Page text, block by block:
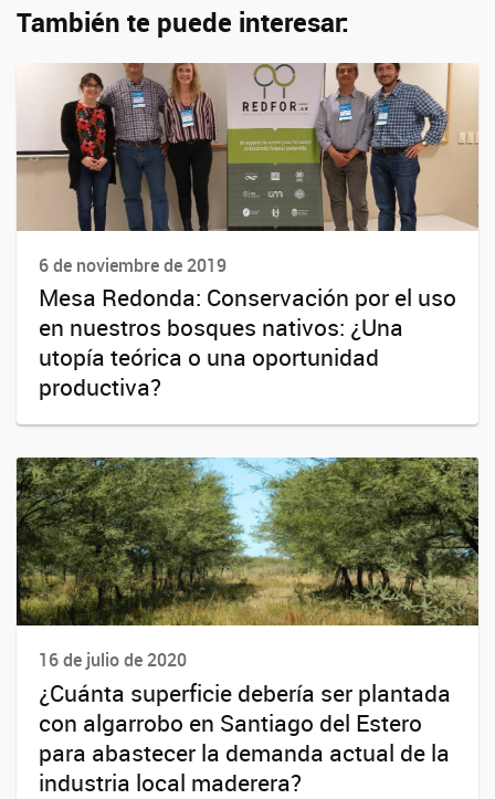
También te puede interesar:
6 de noviembre de 2019
Mesa Redonda: Conservación por el uso
en nuestros bosques nativos: ¿Una
utopía teórica o una oportunidad
productiva?
16 de julio de 2020
¿Cuánta superficie debería ser plantada
con algarrobo en Santiago del Estero
para abastecer la demanda actual de la
industria local maderera?